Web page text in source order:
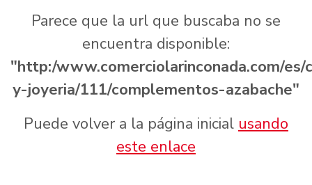
Parece que la url que buscaba no se
encuentra disponible:
"http:/www.comerciolarinconada.com/
y-joyeria/111/complementos-azabache"
Puede volver a la página inicial usando
este enlace